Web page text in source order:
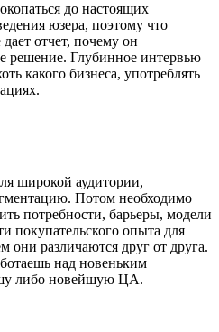
до настоящих
юзера, поэтому что
отчет, почему он
решение. Глубинное интервью
какого бизнеса, употреблять
широкой аудитории,
Потом необходимо
потребности, барьеры, модели
покупательского опыта для
они различаются друг от друга.
над новеньким
либо новейшую ЦА.